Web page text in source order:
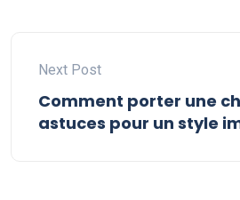
Next Post
Comment porter une
astuces pour un style